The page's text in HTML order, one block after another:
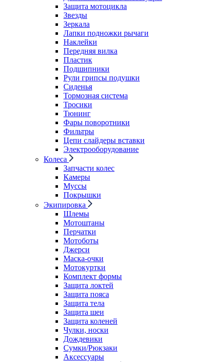
Защита мотоцикла
Звезды
Зеркала
Лапки подножки рычаги
Наклейки
Передняя вилка
Пластик
Подшипники
Рули грипсы подушки
Сиденья
Тормозная система
Тросики
Тюнинг
Фары поворотники
Фильтры
Цепи слайдеры вставки
Электрооборудование
Колеса
Запчасти колес
Камеры
Муссы
Покрышки
Экипировка
Шлемы
Мотоштаны
Перчатки
Мотоботы
Джерси
Маска-очки
Мотокуртки
Комплект формы
Защита локтей
Защита пояса
Защита тела
Защита шеи
Защита коленей
Чулки, носки
Дождевики
Сумки/Рюкзаки
Аксессуары